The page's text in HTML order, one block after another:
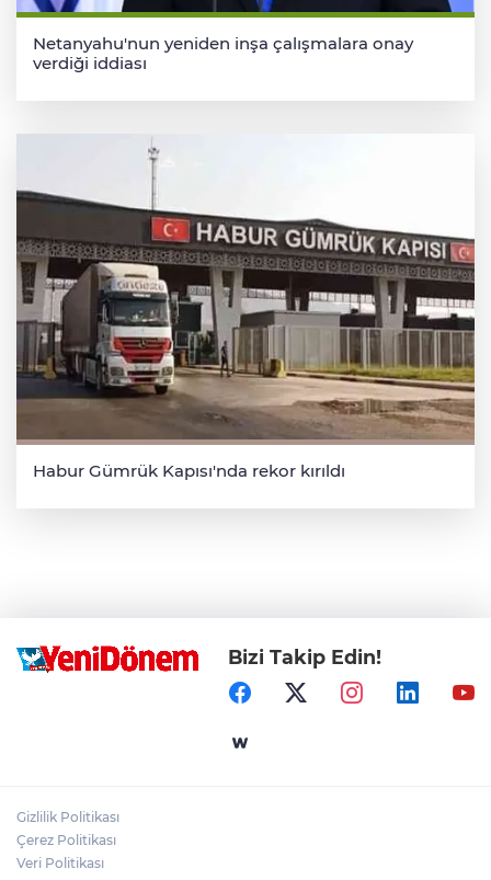
Netanyahu'nun yeniden inşa çalışmalara onay
verdiği iddiası
Habur Gümrük Kapısı'nda rekor kırıldı
Bizi Takip Edin!
Gizlilik Politikası
Çerez Politikası
Veri Politikası